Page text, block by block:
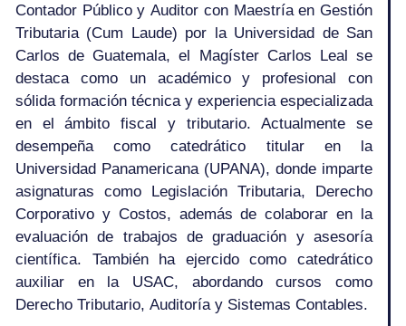
Contador Público y Auditor con Maestría en Gestión
Tributaria (Cum Laude) por la Universidad de San
Carlos de Guatemala, el Magíster Carlos Leal se
destaca como un académico y profesional con
sólida formación técnica y experiencia especializada
en el ámbito fiscal y tributario. Actualmente se
desempeña como catedrático titular en la
Universidad Panamericana (UPANA), donde imparte
asignaturas como Legislación Tributaria, Derecho
Corporativo y Costos, además de colaborar en la
evaluación de trabajos de graduación y asesoría
científica. También ha ejercido como catedrático
auxiliar en la USAC, abordando cursos como
Derecho Tributario, Auditoría y Sistemas Contables.